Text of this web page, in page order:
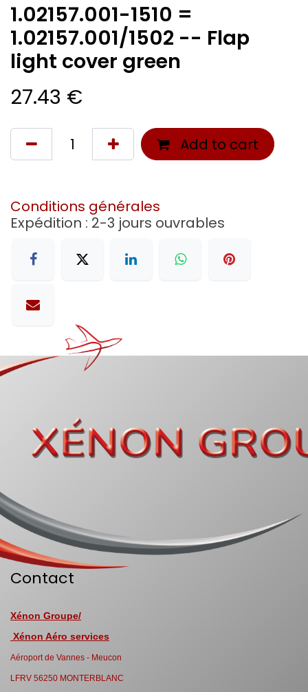
1.02157.001-1510 =
1.02157.001/1502 -- Flap
light cover green
27.43 €
Add to cart
Conditions générales
Expédition : 2-3 jours ouvrables
Contact
Xénon Groupe/
Xénon Aéro services
Aéroport de Vannes - Meucon
LFRV 56250 MONTERBLANC